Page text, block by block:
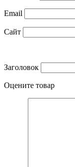
Email
Сайт
Заголовок
Оцените товар